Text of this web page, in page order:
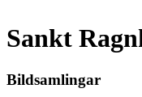
Sankt
Bildsamlingar